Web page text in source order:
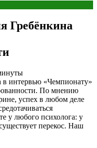
Гребёнкина
в интервью «Чемпионату»
По мнению
успех в любом деле
у любого психолога: у
перекос. Наш